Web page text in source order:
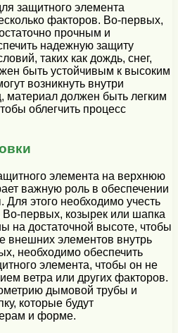
защитного элемента
факторов. Во-первых,
прочным и
надежную защиту
таких как дождь, снег,
быть устойчивым к высоким
возникнуть внутри
должен быть легким
облегчить процесс
элемента на верхнюю
важную роль в обеспечении
этого необходимо учесть
Во-первых, козырек или шапка
на достаточной высоте, чтобы
внешних элементов внутрь
необходимо обеспечить
элемента, чтобы он не
ветра или других факторов.
дымовой трубы и
которые будут
и форме.